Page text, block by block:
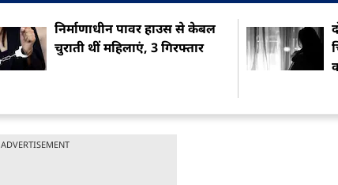
निर्माणाधीन पावर हाउस से केबल
चुराती थीं महिलाएं, 3 गिरफ्तार
ADVERTISEMENT